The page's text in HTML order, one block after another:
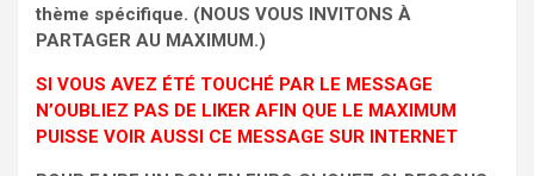
thème spécifique. (NOUS VOUS INVITONS À
PARTAGER AU MAXIMUM.)
SI VOUS AVEZ ÉTÉ TOUCHÉ PAR LE MESSAGE
N’OUBLIEZ PAS DE LIKER AFIN QUE LE MAXIMUM
PUISSE VOIR AUSSI CE MESSAGE SUR INTERNET